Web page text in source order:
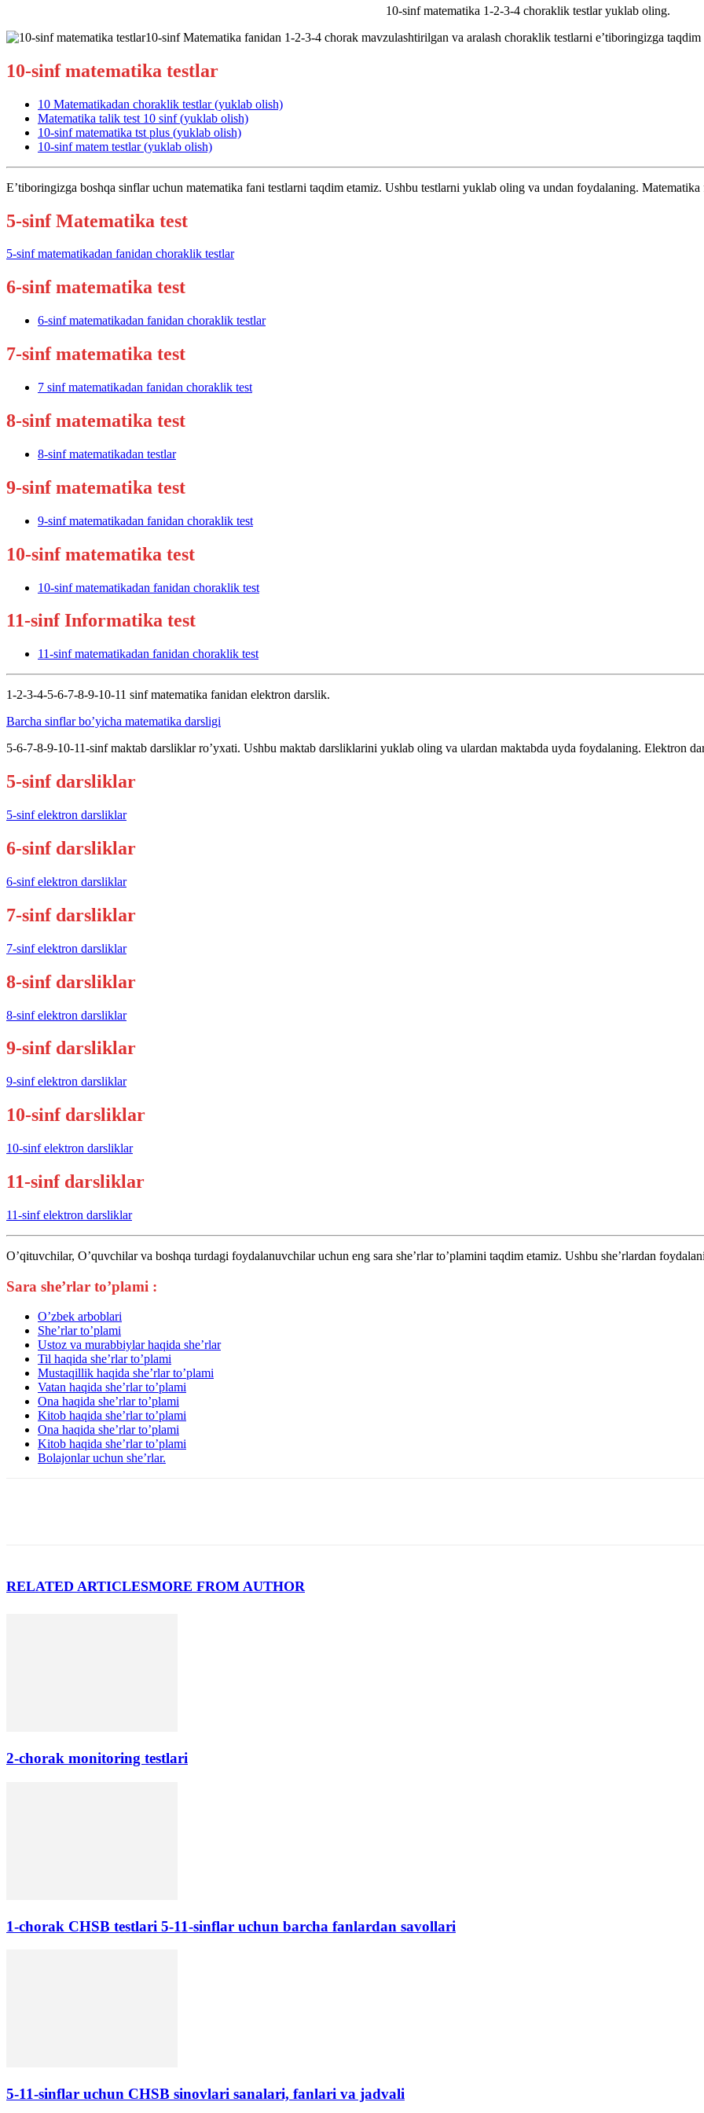
10-sinf matematika 1-2-3-4 choraklik testlar yuklab oling.
10-sinf Matematika fanidan 1-2-3-4 chorak mavzulashtirilgan va aralash choraklik testlarni e’tiboringizga
10-sinf matematika testlar
10 Matematikadan choraklik testlar (yuklab olish)
Matematika talik test 10 sinf (yuklab olish)
10-sinf matematika tst plus (yuklab olish)
10-sinf matem testlar (yuklab olish)
E’tiboringizga boshqa sinflar uchun matematika fani testlarni taqdim etamiz. Ushbu testlarni yuklab oling va undan foydalaning.
5-sinf Matematika test
5-sinf matematikadan fanidan choraklik testlar
6-sinf matematika test
6-sinf matematikadan fanidan choraklik testlar
7-sinf matematika test
7 sinf matematikadan fanidan choraklik test
8-sinf matematika test
8-sinf matematikadan testlar
9-sinf matematika test
9-sinf matematikadan fanidan choraklik test
10-sinf matematika test
10-sinf matematikadan fanidan choraklik test
11-sinf Informatika test
11-sinf matematikadan fanidan choraklik test
1-2-3-4-5-6-7-8-9-10-11 sinf matematika fanidan elektron darslik.
Barcha sinflar bo’yicha matematika darsligi
5-6-7-8-9-10-11-sinf maktab darsliklar ro’yxati. Ushbu maktab darsliklarini yuklab oling va ulardan maktabda uyda foydalaning. Elektron
5-sinf darsliklar
5-sinf elektron darsliklar
6-sinf darsliklar
6-sinf elektron darsliklar
7-sinf darsliklar
7-sinf elektron darsliklar
8-sinf darsliklar
8-sinf elektron darsliklar
9-sinf darsliklar
9-sinf elektron darsliklar
10-sinf darsliklar
10-sinf elektron darsliklar
11-sinf darsliklar
11-sinf elektron darsliklar
O’qituvchilar, O’quvchilar va boshqa turdagi foydalanuvchilar uchun eng sara she’rlar to’plamini taqdim etamiz. Ushbu she’rlardan
Sara she’rlar to’plami :
O’zbek arboblari
She’rlar to’plami
Ustoz va murabbiylar haqida she’rlar
Til haqida she’rlar to’plami
Mustaqillik haqida she’rlar to’plami
Vatan haqida she’rlar to’plami
Ona haqida she’rlar to’plami
Kitob haqida she’rlar to’plami
Ona haqida she’rlar to’plami
Kitob haqida she’rlar to’plami
Bolajonlar uchun she’rlar.
RELATED ARTICLESMORE FROM AUTHOR
2-chorak monitoring testlari
1-chorak CHSB testlari 5-11-sinflar uchun barcha fanlardan savollari
5-11-sinflar uchun CHSB sinovlari sanalari, fanlari va jadvali